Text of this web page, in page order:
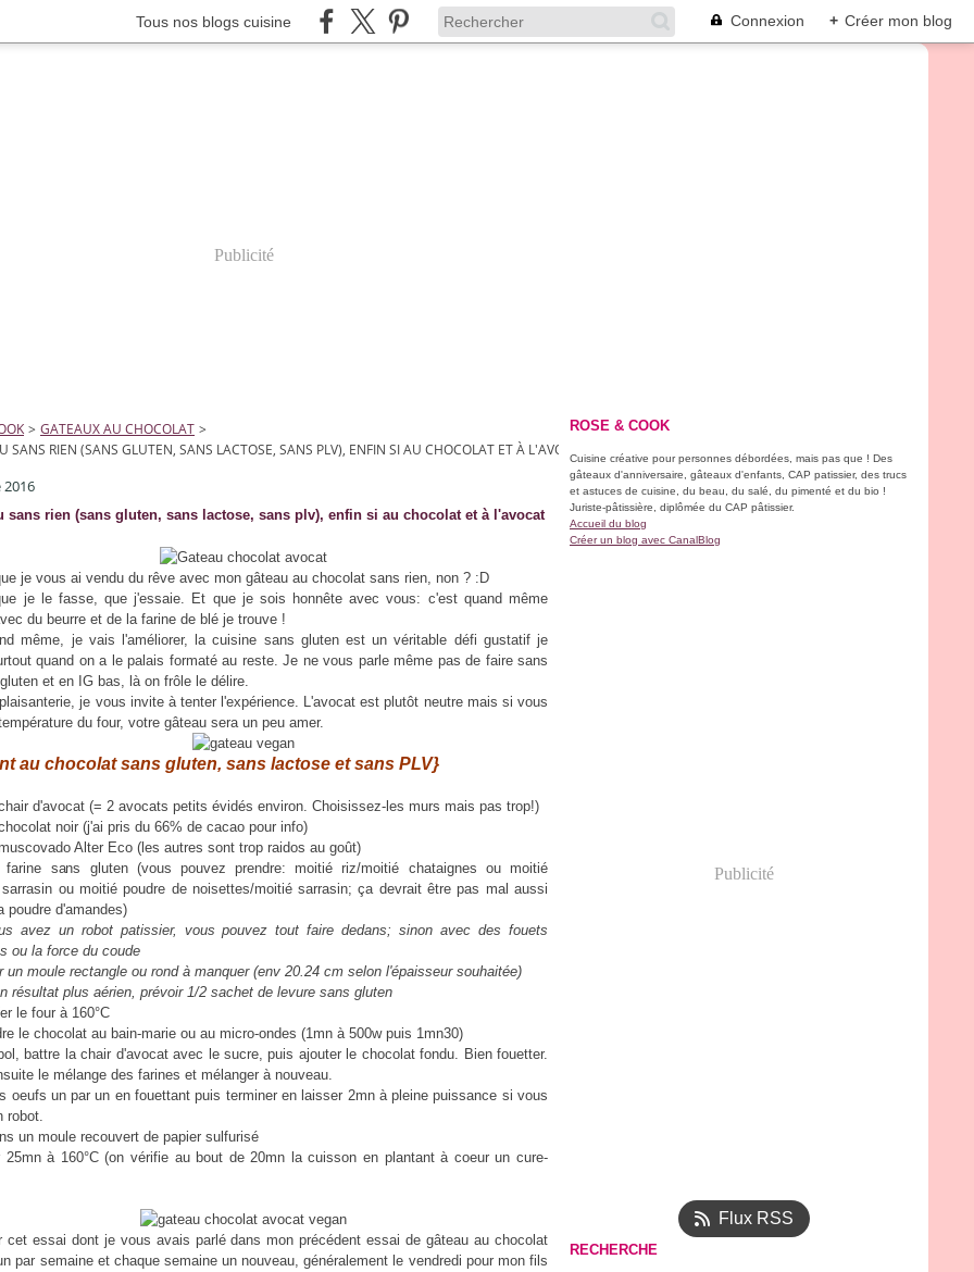
Tous nos blogs cuisine Connexion + Créer mon blog
Publicité
> GATEAUX AU CHOCOLAT >
SANS RIEN (SANS GLUTEN, SANS LACTOSE, SANS PLV), ENFIN SI AU CHOCOLAT ET À L'AVOCAT !
sans rien (sans gluten, sans lactose, sans plv), enfin si au chocolat et à l'avocat
je vous ai vendu du rêve avec mon gâteau au chocolat sans rien, non ? :D
je le fasse, que j'essaie. Et que je sois honnête avec vous: c'est quand même
du beurre et de la farine de blé je trouve !
même, je vais l'améliorer, la cuisine sans gluten est un véritable défi gustatif je
quand on a le palais formaté au reste. Je ne vous parle même pas de faire sans
et en IG bas, là on frôle le délire.
je vous invite à tenter l'expérience. L'avocat est plutôt neutre mais si vous
du four, votre gâteau sera un peu amer.
au chocolat sans gluten, sans lactose et sans PLV}
d'avocat (= 2 avocats petits évidés environ. Choisissez-les murs mais pas trop!)
noir (j'ai pris du 66% de cacao pour info)
Alter Eco (les autres sont trop raidos au goût)
farine sans gluten (vous pouvez prendre: moitié riz/moitié chataignes ou moitié
ou moitié poudre de noisettes/moitié sarrasin; ça devrait être pas mal aussi
poudre d'amandes)
avez un robot patissier, vous pouvez tout faire dedans; sinon avec des fouets
ou la force du coude
un moule rectangle ou rond à manquer (env 20.24 cm selon l'épaisseur souhaitée)
résultat plus aérien, prévoir 1/2 sachet de levure sans gluten
le four à 160°C
le chocolat au bain-marie ou au micro-ondes (1mn à 500w puis 1mn30)
battre la chair d'avocat avec le sucre, puis ajouter le chocolat fondu. Bien fouetter.
le mélange des farines et mélanger à nouveau.
oeufs un par un en fouettant puis terminer en laisser 2mn à pleine puissance si vous
robot.
un moule recouvert de papier sulfurisé
25mn à 160°C (on vérifie au bout de 20mn la cuisson en plantant à coeur un cure-
cet essai dont je vous avais parlé dans mon précédent essai de gâteau au chocolat
par semaine et chaque semaine un nouveau, généralement le vendredi pour mon fils
ROSE & COOK
Cuisine créative pour personnes débordées, mais pas que ! Des
gâteaux d'anniversaire, gâteaux d'enfants, CAP patissier, des trucs
et astuces de cuisine, du beau, du salé, du pimenté et du bio !
Juriste-pâtissière, diplômée du CAP pâtissier.
Accueil du blog
Créer un blog avec CanalBlog
Publicité
Flux RSS
RECHERCHE